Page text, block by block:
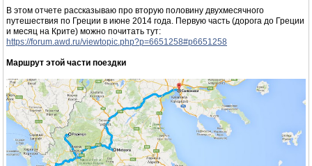
В этом отчете рассказываю про вторую половину двухмесячного
путешествия по Греции в июне 2014 года. Первую часть (дорога до Греции
и месяц на Крите) можно почитать тут:
https://forum.awd.ru/viewtopic.php?p=6651258#p6651258
Маршрут этой части поездки